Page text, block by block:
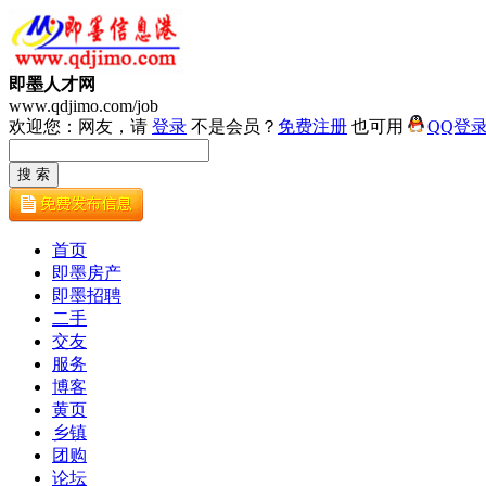
即墨人才网
www.qdjimo.com/job
欢迎您：网友，请 登录 不是会员？ 免费注册 也可用 QQ登
首页
即墨房产
即墨招聘
二手
交友
服务
博客
黄页
乡镇
团购
论坛